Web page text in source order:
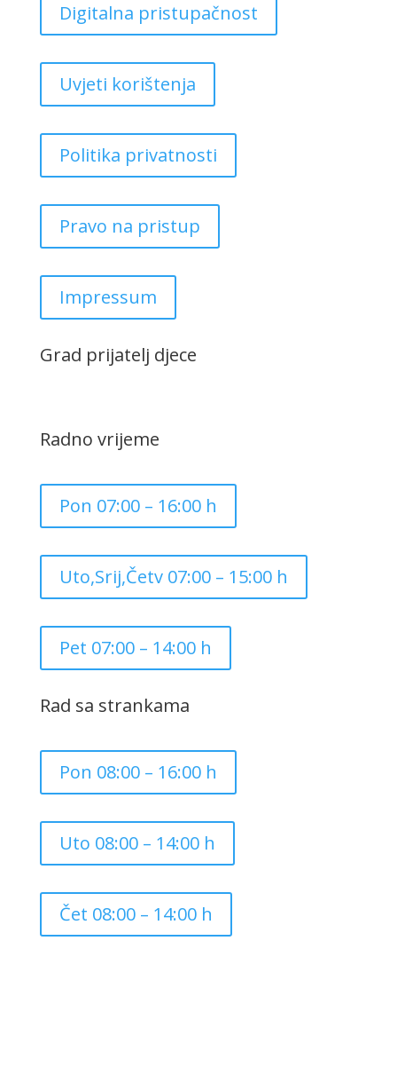
Digitalna pristupačnost
Uvjeti korištenja
Politika privatnosti
Pravo na pristup
Impressum
Grad prijatelj djece
Radno vrijeme
Pon 07:00 – 16:00 h
Uto,Srij,Četv 07:00 – 15:00 h
Pet 07:00 – 14:00 h
Rad sa strankama
Pon 08:00 – 16:00 h
Uto 08:00 – 14:00 h
Čet 08:00 – 14:00 h